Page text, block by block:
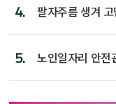
4. 팔자주름 생겨
5.
노인일자리 안전